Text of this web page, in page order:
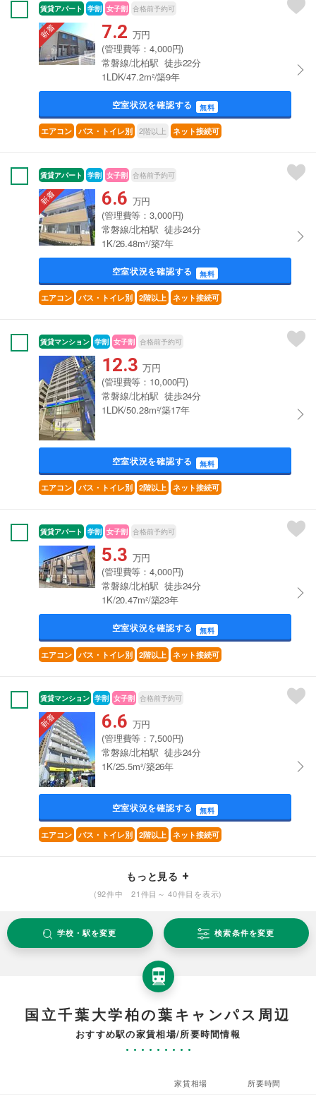
賃貸アパート 学割 女子割 合格前予約可
7.2 万円
(管理費等：4,000円)
常磐線/北柏駅 徒歩22分
1LDK/47.2m²/築9年
空室状況を確認する 無料
エアコン バス・トイレ別 2階以上 ネット接続可
賃貸アパート 学割 女子割 合格前予約可
6.6 万円
(管理費等：3,000円)
常磐線/北柏駅 徒歩24分
1K/26.48m²/築7年
空室状況を確認する 無料
エアコン バス・トイレ別 2階以上 ネット接続可
賃貸マンション 学割 女子割 合格前予約可
12.3 万円
(管理費等：10,000円)
常磐線/北柏駅 徒歩24分
1LDK/50.28m²/築17年
空室状況を確認する 無料
エアコン バス・トイレ別 2階以上 ネット接続可
賃貸アパート 学割 女子割 合格前予約可
5.3 万円
(管理費等：4,000円)
常磐線/北柏駅 徒歩24分
1K/20.47m²/築23年
空室状況を確認する 無料
エアコン バス・トイレ別 2階以上 ネット接続可
賃貸マンション 学割 女子割 合格前予約可
6.6 万円
(管理費等：7,500円)
常磐線/北柏駅 徒歩24分
1K/25.5m²/築26年
空室状況を確認する 無料
エアコン バス・トイレ別 2階以上 ネット接続可
もっと見る
(92件中 21件目～ 40件目を表示)
学校・駅を変更 検索条件を変更
国立千葉大学柏の葉キャンパス周辺
おすすめ駅の家賃相場/所要時間情報
家賃相場 所要時間